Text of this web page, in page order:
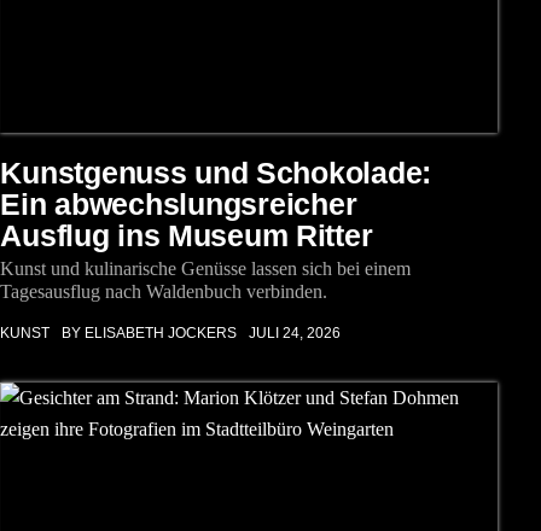
Kunstgenuss und Schokolade:
Ein abwechslungsreicher
Ausflug ins Museum Ritter
Kunst und kulinarische Genüsse lassen sich bei einem
Tagesausflug nach Waldenbuch verbinden.
KUNST BY ELISABETH JOCKERS JULI 24, 2026